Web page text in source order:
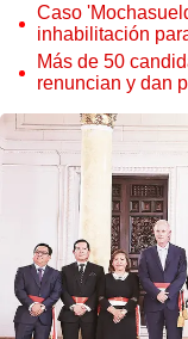
Caso
inhabilitación
Cordero Jon Tay
Más de 50
renuncian y dan